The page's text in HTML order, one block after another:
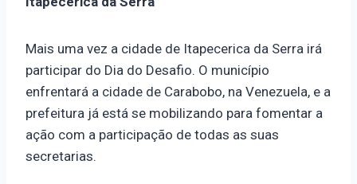
Mais uma vez a cidade de Itapecerica da Serra irá
participar do Dia do Desafio. O município
enfrentará a cidade de Carabobo, na Venezuela, e a
prefeitura já está se mobilizando para fomentar a
ação com a participação de todas as suas
secretarias.